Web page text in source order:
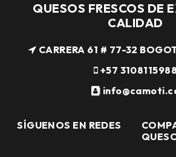
QUESOS FRESCOS DE
CALIDAD
CARRERA 61 # 77-32
+57 3108115988
SÍGUENOS EN REDES